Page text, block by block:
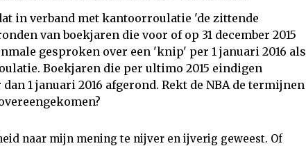
in verband met kantoorroulatie 'de zittende
van boekjaren die voor of op 31 december 2015
gesproken over een 'knip' per 1 januari 2016 als
Boekjaren die per ultimo 2015 eindigen
1 januari 2016 afgerond. Rekt de NBA de termijnen
naar mijn mening te nijver en ijverig geweest. Of